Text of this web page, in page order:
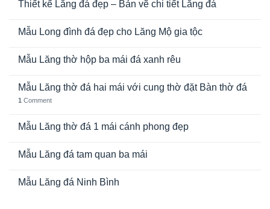
Thiết kế Lăng đá đẹp – Bản vẽ chi tiết Lăng đá
Mẫu Long đình đá đẹp cho Lăng Mộ gia tộc
Mẫu Lăng thờ hộp ba mái đá xanh rêu
Mẫu Lăng thờ đá hai mái với cung thờ đặt Bàn thờ đá
1 Comment
Mẫu Lăng thờ đá 1 mái cánh phong đẹp
Mẫu Lăng đá tam quan ba mái
Mẫu Lăng đá Ninh Bình